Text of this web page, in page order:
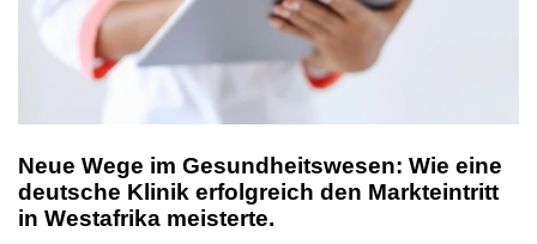
Neue Wege im Gesundheitswesen: Wie eine
deutsche Klinik erfolgreich den Markteintritt
in Westafrika meisterte.